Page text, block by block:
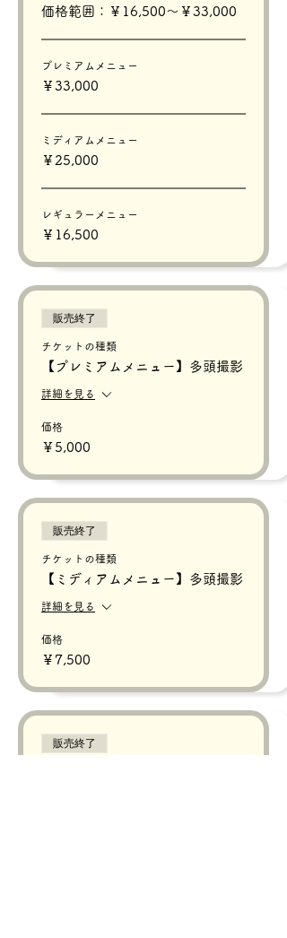
価格範囲：￥16,500〜￥33,000
プレミアムメニュー
￥33,000
ミディアムメニュー
￥25,000
レギュラーメニュー
￥16,500
販売終了
チケットの種類
【プレミアムメニュー】多頭撮影
詳細を見る
価格
￥5,000
販売終了
チケットの種類
【ミディアムメニュー】多頭撮影
詳細を見る
価格
￥7,500
販売終了